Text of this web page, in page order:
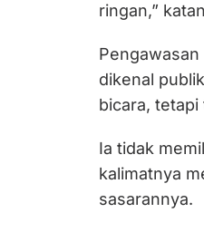
ringan,”
dikenal
bicara,
Ia tidak
kalimatnya
sasarannya.